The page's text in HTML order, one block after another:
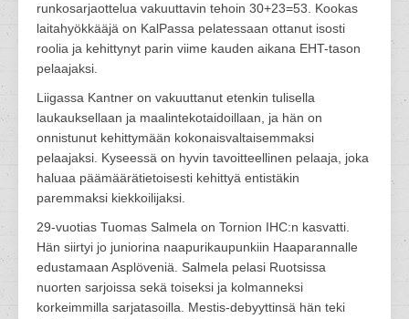
runkosarjaottelua vakuuttavin tehoin 30+23=53. Kookas
laitahyökkääjä on KalPassa pelatessaan ottanut isosti
roolia ja kehittynyt parin viime kauden aikana EHT-tason
pelaajaksi.
Liigassa Kantner on vakuuttanut etenkin tulisella
laukauksellaan ja maalintekotaidoillaan, ja hän on
onnistunut kehittymään kokonaisvaltaisemmaksi
pelaajaksi. Kyseessä on hyvin tavoitteellinen pelaaja, joka
haluaa päämäärätietoisesti kehittyä entistäkin
paremmaksi kiekkoilijaksi.
29-vuotias Tuomas Salmela on Tornion IHC:n kasvatti.
Hän siirtyi jo juniorina naapurikaupunkiin Haaparannalle
edustamaan Asplöveniä. Salmela pelasi Ruotsissa
nuorten sarjoissa sekä toiseksi ja kolmanneksi
korkeimmilla sarjatasoilla. Mestis-debyyttinsä hän teki